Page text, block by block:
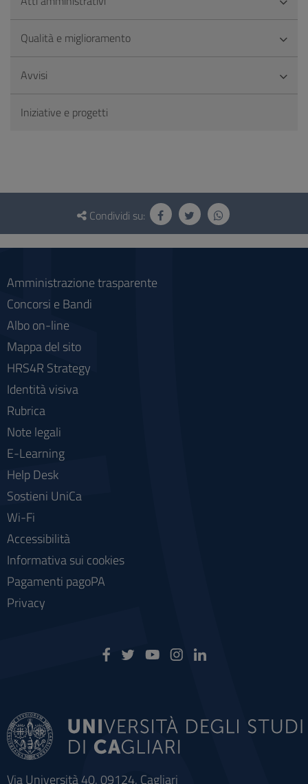
Qualità e miglioramento
Avvisi
Iniziative e progetti
Questionario
social
Condividi su:
Via Università 40, 09124, Cagliari
Amministrazione trasparente
Concorsi e Bandi
Albo on-line
Mappa del sito
HRS4R Strategy
Identità visiva
Rubrica
Note legali
E-Learning
Help Desk
Sostieni UniCa
Wi-Fi
Accessibilità
Informativa sui cookies
Pagamenti pagoPA
Privacy